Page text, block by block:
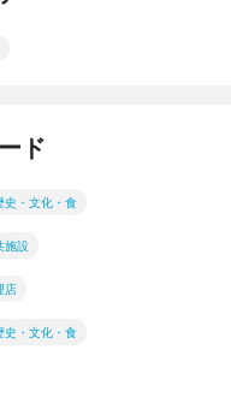
ド
史・文化・食
施設
店
史・文化・食